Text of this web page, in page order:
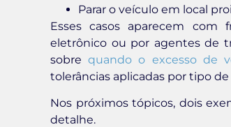
Parar o veículo em local
Esses casos aparecem com
eletrônico ou por agentes de
sobrequando o excesso de
tolerâncias aplicadas por tipo de
Nos próximos tópicos, dois
detalhe.